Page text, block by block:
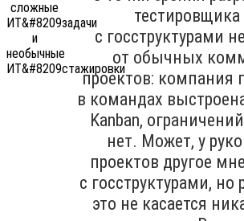
тестировщика
с госструктурами
от обычных
проектов: компания
в командах
Kanban,
нет. Может, у
проектов другое
с госструктурами, но
это не касается